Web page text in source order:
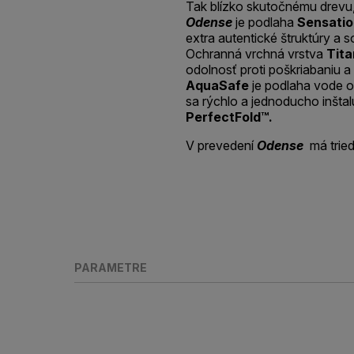
Tak blízko skutočnému
Odense je podlaha
extra autentické štruktúry a
Ochranná vrchná vrstva
odolnosť proti poškriabaniu
AquaSafe je podlaha vode
sa rýchlo a jednoducho
PerfectFold™.
V prevedení Odense má
PARAMETRE